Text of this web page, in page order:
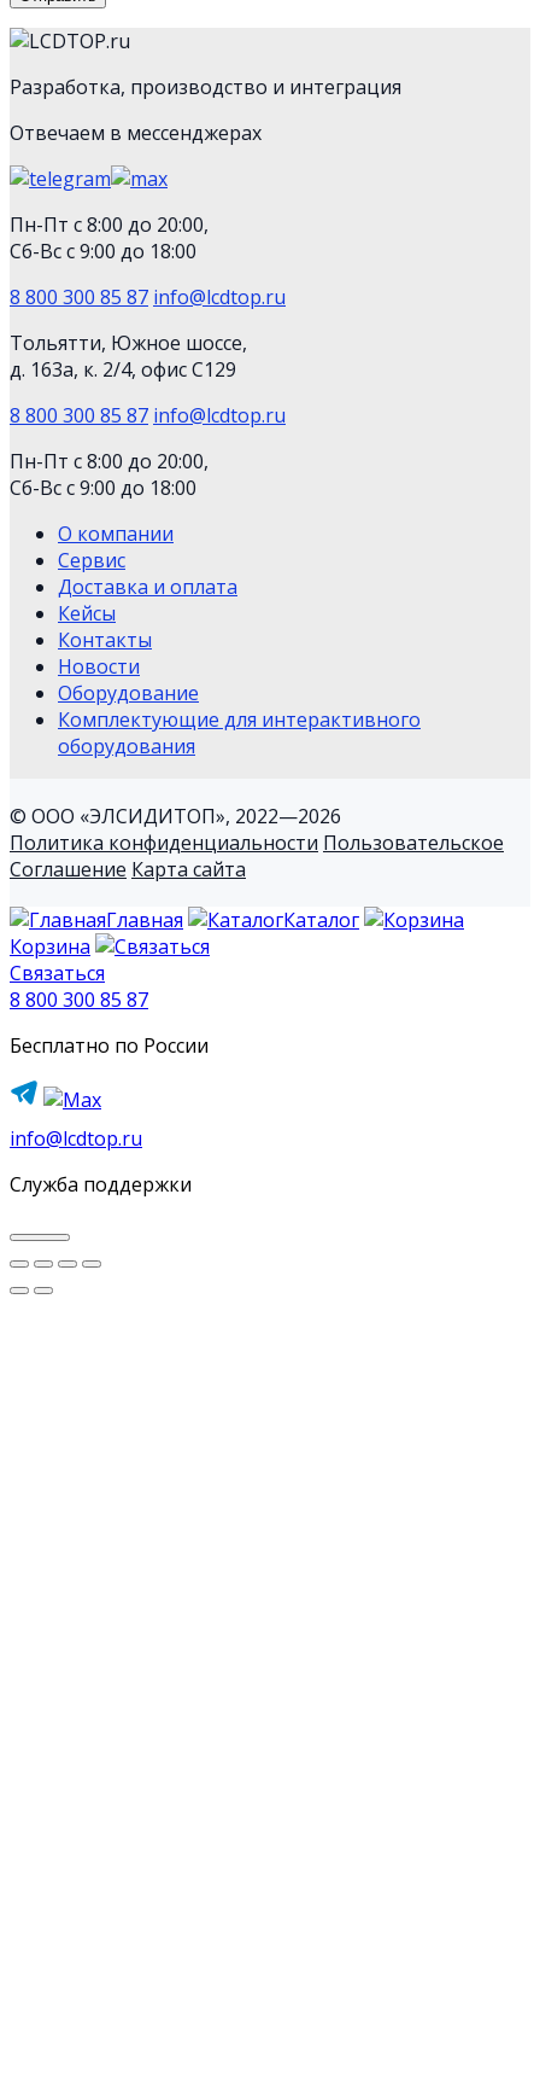
Разработка, производство и интеграция
Отвечаем в мессенджерах
Пн-Пт с 8:00 до 20:00,
Сб-Вс с 9:00 до 18:00
8 800 300 85 87 info@lcdtop.ru
Тольятти, Южное шоссе,
д. 163а, к. 2/4, офис С129
8 800 300 85 87 info@lcdtop.ru
Пн-Пт с 8:00 до 20:00,
Сб-Вс с 9:00 до 18:00
О компании
Сервис
Доставка и оплата
Кейсы
Контакты
Новости
Оборудование
Комплектующие для интерактивного
оборудования
© ООО «ЭЛСИДИТОП», 2022—2026
Политика конфиденциальности Пользовательское
Соглашение Карта сайта
Главная
Каталог
Корзина
Связаться
8 800 300 85 87
Бесплатно по России
info@lcdtop.ru
Служба поддержки